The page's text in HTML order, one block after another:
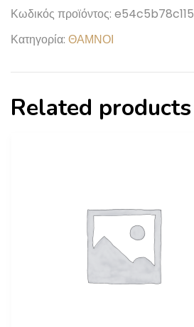
Κωδικός προϊόντος: e54c5b78c115
Κατηγορία: ΘΑΜΝΟΙ
Related products